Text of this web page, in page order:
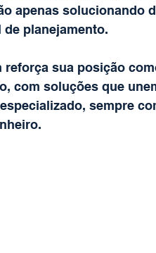
apenas solucionando
de planejamento.
reforça sua posição
com soluções que
sempre